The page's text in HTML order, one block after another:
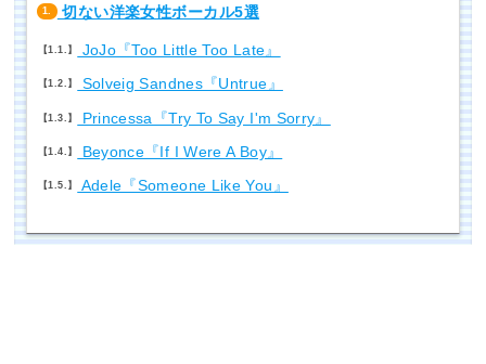
1. 切ない洋楽女性ボーカル5選
1.1. JoJo『Too Little Too Late』
1.2. Solveig Sandnes『Untrue』
1.3. Princessa『Try To Say I'm Sorry』
1.4. Beyonce『If I Were A Boy』
1.5. Adele『Someone Like You』